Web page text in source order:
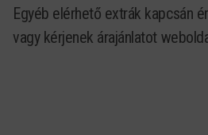
Egyéb elérhető extrák kapcsán
vagy kérjenek árajánlatot